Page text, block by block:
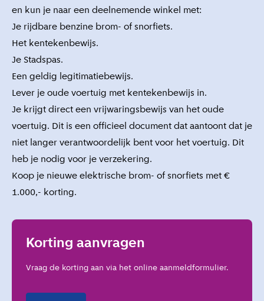
en kun je naar een deelnemende winkel met:
Je rijdbare benzine brom- of snorfiets.
Het kentekenbewijs.
Je Stadspas.
Een geldig legitimatiebewijs.
Lever je oude voertuig met kentekenbewijs in.
Je krijgt direct een vrijwaringsbewijs van het oude
voertuig. Dit is een officieel document dat aantoont dat je
niet langer verantwoordelijk bent voor het voertuig. Dit
heb je nodig voor je verzekering.
Koop je nieuwe elektrische brom- of snorfiets met €
1.000,- korting.
Korting aanvragen
Vraag de korting aan via het online aanmeldformulier.